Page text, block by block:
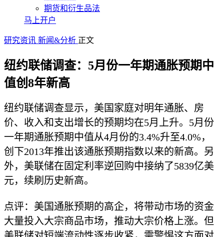
期货和衍生品法
马上开户
研究资讯 新闻&分析 正文
纽约联储调查：5月份一年期通胀预期中
值创8年新高
纽约联储调查显示，美国家庭对明年通胀、房
价、收入和支出增长的预期均在5月上升。5月份
一年期通胀预期中值从4月份的3.4%升至4.0%，
创下2013年推出该通胀预期指数以来的新高。另
外，美联储在固定利率逆回购中接纳了5839亿美
元，续刷历史新高。
点评：美国通胀预期的高企，将带动市场的资金
大量投入大宗商品市场，推动大宗价格上涨。但